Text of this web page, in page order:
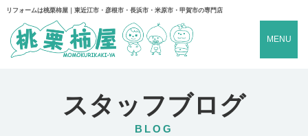
リフォームは桃栗柿屋｜東近江市・彦根市・長浜市・米原市・甲賀市の専門店
MENU
スタッフブログ
BLOG